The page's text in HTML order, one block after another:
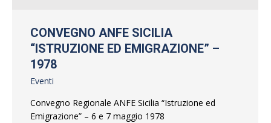
CONVEGNO ANFE SICILIA
“ISTRUZIONE ED EMIGRAZIONE” –
1978
Eventi
Convegno Regionale ANFE Sicilia “Istruzione ed
Emigrazione” – 6 e 7 maggio 1978